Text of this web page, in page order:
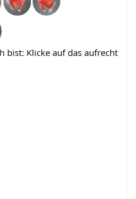
bist: Klicke auf das aufrecht